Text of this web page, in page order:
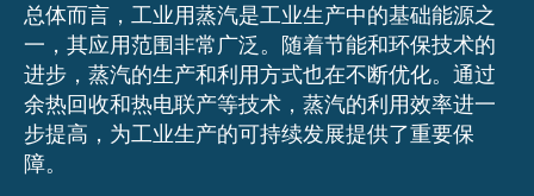
总体而言，工业用蒸汽是工业生产中的基础能源之
一，其应用范围非常广泛。随着节能和环保技术的
进步，蒸汽的生产和利用方式也在不断优化。通过
余热回收和热电联产等技术，蒸汽的利用效率进一
步提高，为工业生产的可持续发展提供了重要保
障。